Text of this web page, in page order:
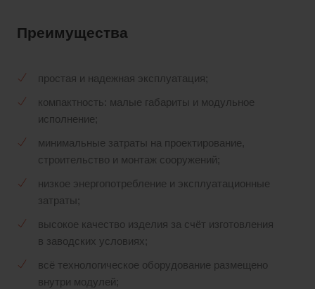
Преимущества
простая и надежная эксплуатация;
компактность: малые габариты и модульное
исполнение;
минимальные затраты на проектирование,
строительство и монтаж сооружений;
низкое энергопотребление и эксплуатационные
затраты;
высокое качество изделия за счёт изготовления
в заводских условиях;
всё технологическое оборудование размещено
внутри модулей;